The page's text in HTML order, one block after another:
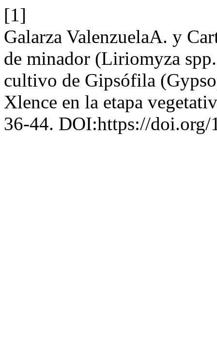
[1]
Galarza ValenzuelaA. y
de minador (Liriomyza
cultivo de Gipsófila
Xlence en la etapa
36-44. DOI:https://